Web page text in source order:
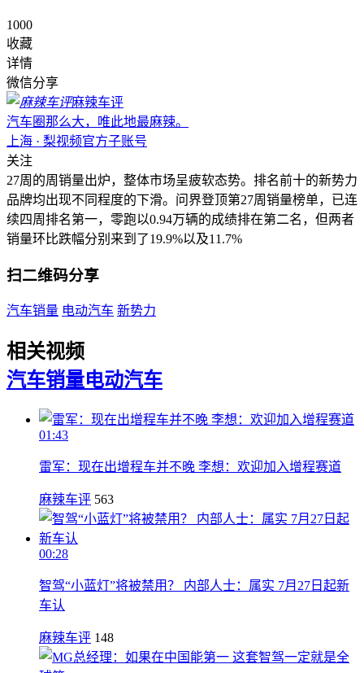
1000
收藏
详情
微信分享
麻辣车评
汽车圈那么大，唯此地最麻辣。
上海 · 梨视频官方子账号
关注
27周的周销量出炉，整体市场呈疲软态势。排名前十的新势力
品牌均出现不同程度的下滑。问界登顶第27周销量榜单，已连
续四周排名第一，零跑以0.94万辆的成绩排在第二名，但两者
销量环比跌幅分别来到了19.9%以及11.7%
扫二维码分享
汽车销量 电动汽车 新势力
相关视频
汽车销量电动汽车
01:43
雷军：现在出增程车并不晚 李想：欢迎加入增程赛道
麻辣车评 563
00:28
智驾“小蓝灯”将被禁用？ 内部人士：属实 7月27日起新
车认
麻辣车评 148